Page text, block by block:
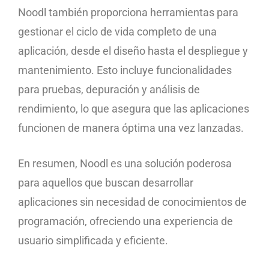
Noodl también proporciona herramientas para
gestionar el ciclo de vida completo de una
aplicación, desde el diseño hasta el despliegue y
mantenimiento. Esto incluye funcionalidades
para pruebas, depuración y análisis de
rendimiento, lo que asegura que las aplicaciones
funcionen de manera óptima una vez lanzadas.
En resumen, Noodl es una solución poderosa
para aquellos que buscan desarrollar
aplicaciones sin necesidad de conocimientos de
programación, ofreciendo una experiencia de
usuario simplificada y eficiente.